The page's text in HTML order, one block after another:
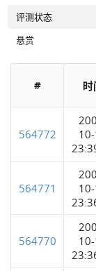
评测状态
悬赏
# 时
564772
564771
564770